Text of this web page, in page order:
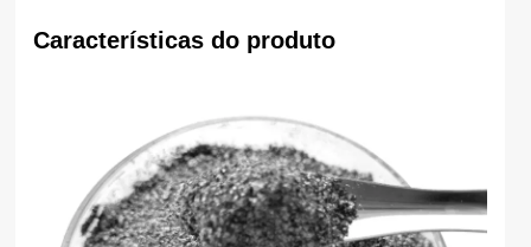
Características do produto